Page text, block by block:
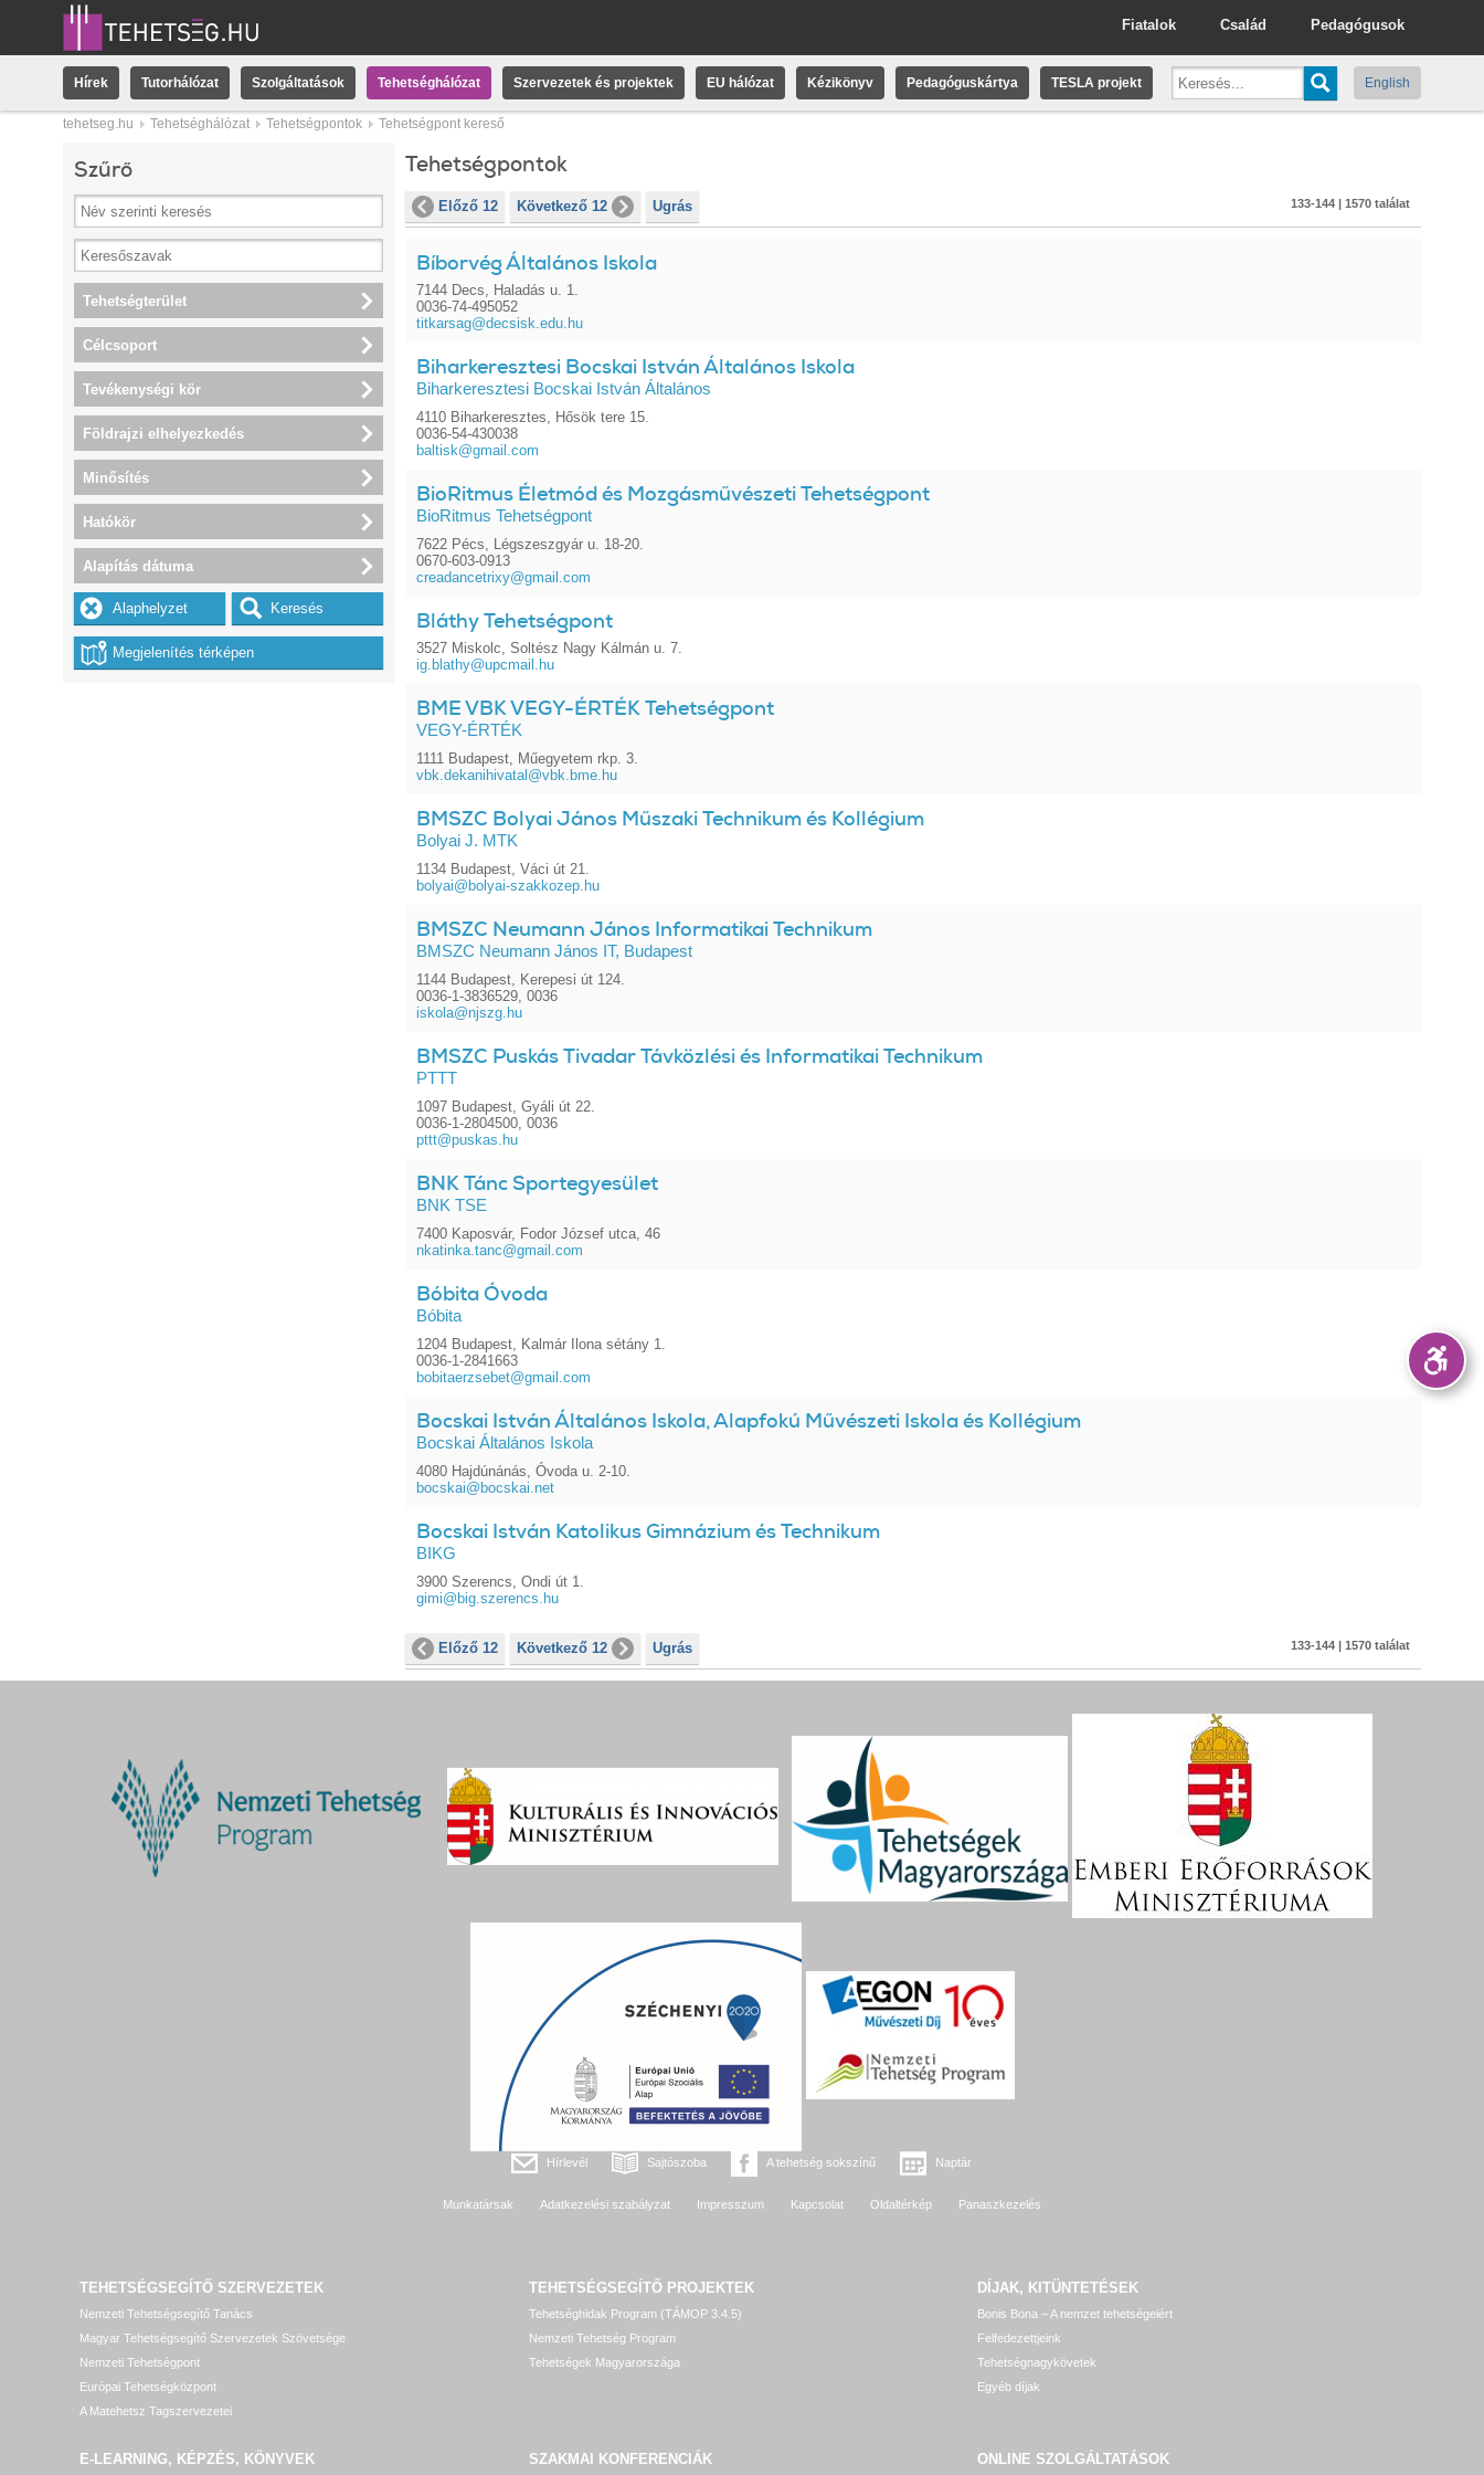
Pedagógusok
Család
Fiatalok
Hírek Tutorhálózat Szolgáltatások Tehetséghálózat Szervezetek és projektek EU hálózat Kézikönyv Pedagóguskártya TESLA projekt English
tehetseg.hu Tehetséghálózat Tehetségpontok Tehetségpont kereső
Tehetségpontok
Előző 12 Következő 12 Ugrás 133-144 | 1570 találat
Bíborvég Általános Iskola
7144 Decs, Haladás u. 1.
0036-74-495052
titkarsag@decsisk.edu.hu
Biharkeresztesi Bocskai István Általános Iskola
Biharkeresztesi Bocskai István Általános
4110 Biharkeresztes, Hősök tere 15.
0036-54-430038
baltisk@gmail.com
BioRitmus Életmód és Mozgásművészeti Tehetségpont
BioRitmus Tehetségpont
7622 Pécs, Légszeszgyár u. 18-20.
0670-603-0913
creadancetrixy@gmail.com
Bláthy Tehetségpont
3527 Miskolc, Soltész Nagy Kálmán u. 7.
ig.blathy@upcmail.hu
BME VBK VEGY-ÉRTÉK Tehetségpont
VEGY-ÉRTÉK
1111 Budapest, Műegyetem rkp. 3.
vbk.dekanihivatal@vbk.bme.hu
BMSZC Bolyai János Műszaki Technikum és Kollégium
Bolyai J. MTK
1134 Budapest, Váci út 21.
bolyai@bolyai-szakkozep.hu
BMSZC Neumann János Informatikai Technikum
BMSZC Neumann János IT, Budapest
1144 Budapest, Kerepesi út 124.
0036-1-3836529, 0036
iskola@njszg.hu
BMSZC Puskás Tivadar Távközlési és Informatikai Technikum
PTTT
1097 Budapest, Gyáli út 22.
0036-1-2804500, 0036
pttt@puskas.hu
BNK Tánc Sportegyesület
BNK TSE
7400 Kaposvár, Fodor József utca, 46
nkatinka.tanc@gmail.com
Bóbita Óvoda
Bóbita
1204 Budapest, Kalmár Ilona sétány 1.
0036-1-2841663
bobitaerzsebet@gmail.com
Bocskai István Általános Iskola, Alapfokú Művészeti Iskola és Kollégium
Bocskai Általános Iskola
4080 Hajdúnánás, Óvoda u. 2-10.
bocskai@bocskai.net
Bocskai István Katolikus Gimnázium és Technikum
BIKG
3900 Szerencs, Ondi út 1.
gimi@big.szerencs.hu
Előző 12 Következő 12 Ugrás 133-144 | 1570 találat
Szűrő
Tehetségterület
Célcsoport
Tevékenységi kör
Földrajzi elhelyezkedés
Minősítés
Hatókör
Alapítás dátuma
Hírlevél Sajtószoba A tehetség sokszínű Naptár
Munkatársak Adatkezelési szabályzat Impresszum Kapcsolat Oldaltérkép Panaszkezelés
TEHETSÉGSEGÍTŐ SZERVEZETEK
Nemzeti Tehetségsegítő Tanács
Magyar Tehetségsegítő Szervezetek Szövetsége
Nemzeti Tehetségpont
Európai Tehetségközpont
A Matehetsz Tagszervezetei
TEHETSÉGSEGÍTŐ PROJEKTEK
Tehetséghidak Program (TÁMOP 3.4.5)
Nemzeti Tehetség Program
Tehetségek Magyarországa
DÍJAK, KITÜNTETÉSEK
Bonis Bona – A nemzet tehetségeiért
Felfedezettjeink
Tehetségnagykövetek
Egyéb díjak
E-LEARNING, KÉPZÉS, KÖNYVEK SZAKMAI KONFERENCIÁK ONLINE SZOLGÁLTATÁSOK